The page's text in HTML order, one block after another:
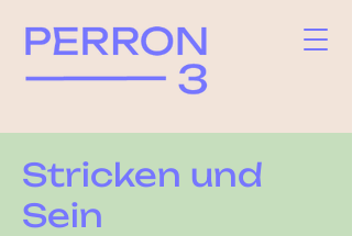
Stricken und
Sein